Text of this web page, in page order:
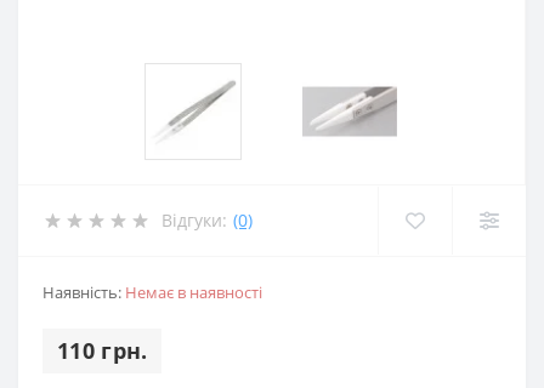
Відгуки: (0)
Наявність: Немає в наявності
110 грн.